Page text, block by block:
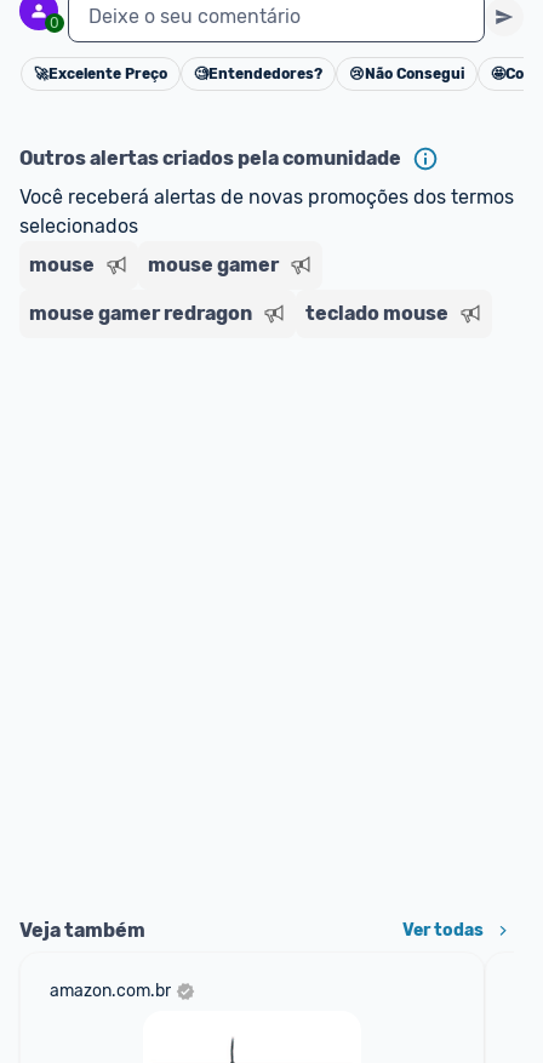
0 Deixe o seu comentário
Cancelar
🚀Excelente Preço 🧐Entendedores? 😢 Não Consegui 🤩
Outros alertas criados pela comunidade
Você receberá alertas de novas promoções dos termos
selecionados
mouse
mouse gamer
mouse gamer redragon teclado mouse
Veja também Ver todas
amazon.com.br